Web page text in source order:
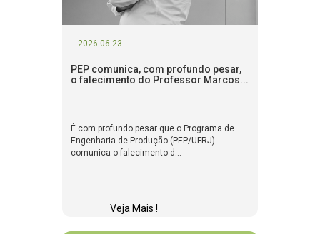
2026-06-23
PEP comunica, com profundo pesar,
o falecimento do Professor Marcos...
É com profundo pesar que o Programa de
Engenharia de Produção (PEP/UFRJ)
comunica o falecimento d...
Veja Mais !